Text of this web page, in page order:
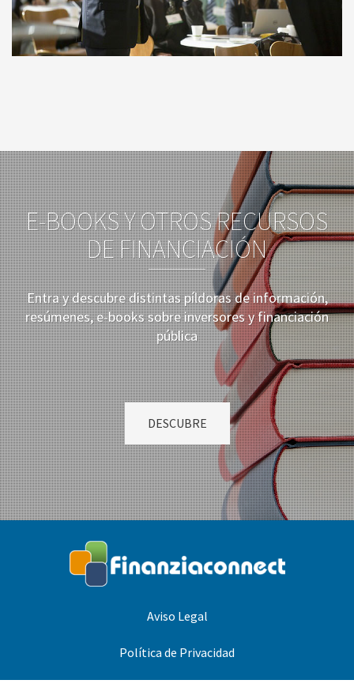
E-BOOKS Y OTROS RECURSOS
DE FINANCIACIÓN
Entra y descubre distintas píldoras de información,
resúmenes, e-books sobre inversores y financiación
pública
DESCUBRE
Aviso Legal
Política de Privacidad